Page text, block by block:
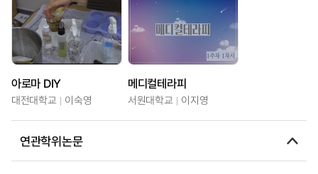
아로마 DIY
대전대학교 이숙영
메디컬테라피
서원대학교 이지영
연관학위논문